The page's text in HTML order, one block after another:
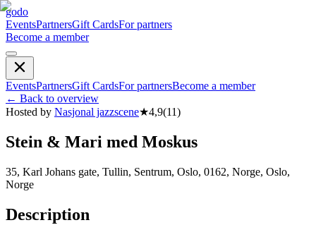
godo
EventsPartnersGift CardsFor partners
Become a member
EventsPartnersGift CardsFor partnersBecome a member
← Back to overview
Hosted by Nasjonal jazzscene★4,9(11)
Stein & Mari med Moskus
35, Karl Johans gate, Tullin, Sentrum, Oslo, 0162, Norge, Oslo,
Norge
Description